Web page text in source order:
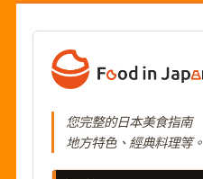
您完整的日本美食指南
地方特色、經典料理等。